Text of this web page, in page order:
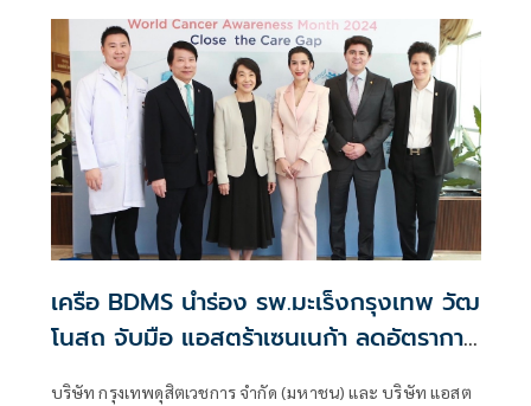
จังหวัดพิษณุโลกให้เป็นเมืองต้นแบบแห่งการดูแลผู้ป่วยโรคปอด
เครือ BDMS นำร่อง รพ.มะเร็งกรุงเทพ วัฒ
โนสถ จับมือ แอสตร้าเซนเนก้า ลดอัตราการ
บริษัท กรุงเทพดุสิตเวชการ จำกัด (มหาชน) และ บริษัท แอสต